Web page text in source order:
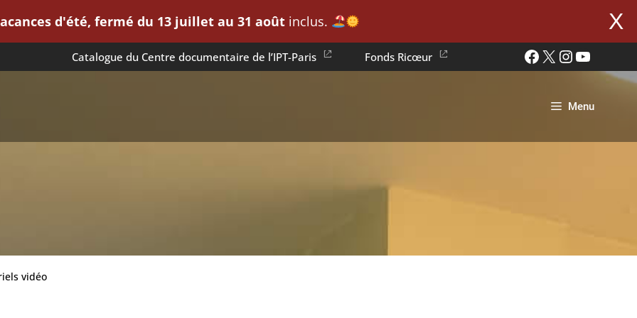
X
d'été, fermé du 13 juillet au 31 aoûtinclus. ​
Catalogue du Centre documentaire de l’IPT-Paris Fonds Ricœur Facebook X InstagramYouTube
Menu
vidéo